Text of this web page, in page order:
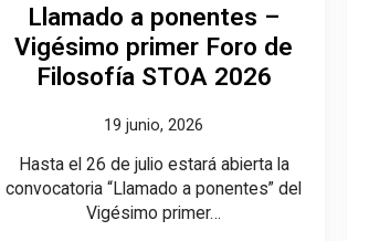
Llamado a ponentes –
Vigésimo primer Foro de
Filosofía STOA 2026
19 junio, 2026
Hasta el 26 de julio estará abierta la
convocatoria “Llamado a ponentes” del
Vigésimo primer…